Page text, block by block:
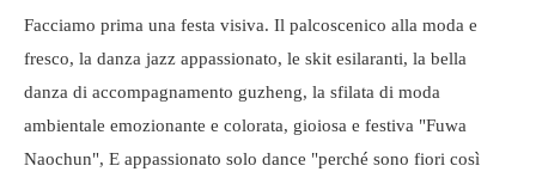
Facciamo prima una festa visiva. Il palcoscenico alla moda e
fresco, la danza jazz appassionato, le skit esilaranti, la bella
danza di accompagnamento guzheng, la sfilata di moda
ambientale emozionante e colorata, gioiosa e festiva "Fuwa
Naochun", E appassionato solo dance "perché sono fiori così